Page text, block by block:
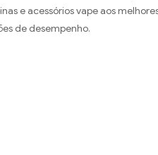
e acessórios vape aos
de desempenho.